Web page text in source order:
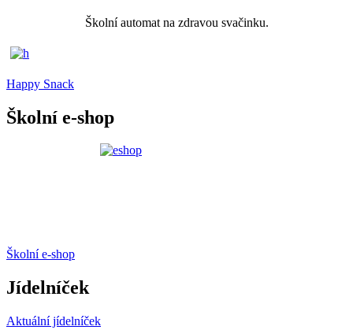
Školní automat na zdravou svačinku.
Happy Snack
Školní e-shop
Školní e-shop
Jídelníček
Aktuální jídelníček